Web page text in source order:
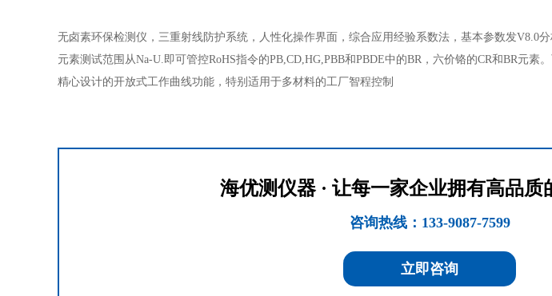
无卤素环保检测仪，三重射线防护系统，人性化操作界面，综合应用经验系数法，基本参数发V8.0
元素测试范围从Na-U.即可管控RoHS指令的PB,CD,HG,PBB和PBDE中的BR，六价铬的CR和BR元素
精心设计的开放式工作曲线功能，特别适用于多材料的工厂智程控制
海优测仪器 · 让每一家企业拥有高品质
咨询热线：133-9087-7599
立即咨询